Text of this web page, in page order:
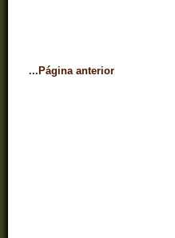
...Página anterior